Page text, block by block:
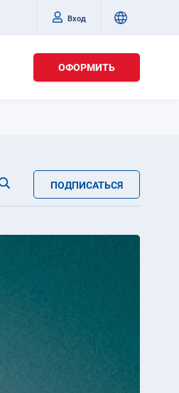
Вход
ОФОРМИТЬ
ПОДПИСАТЬСЯ